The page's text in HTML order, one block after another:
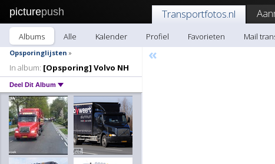
picturepush Transportfotos.nl
Albums Alle Kalender Profiel Favorieten Mail
Opsporinglijsten »
In album: [Opsporing] Volvo NH
Deel Dit Album
«